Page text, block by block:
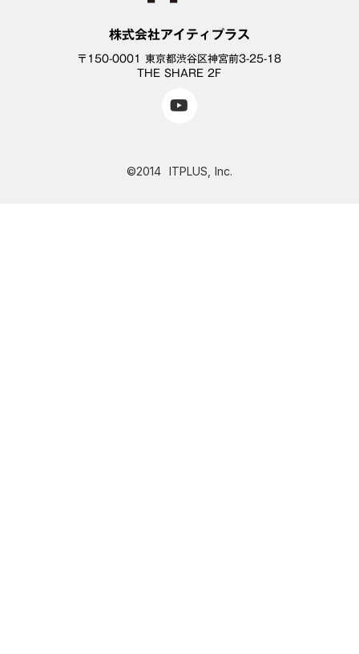
株式会社アイティプラス
〒150-0001 東京都渋谷区神宮前3-25-18
THE SHARE 2F
©2014 ITPLUS, Inc.